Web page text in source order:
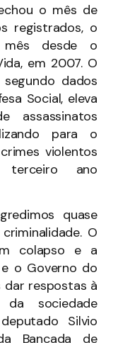
o mês de
registrados, o
desde o
em 2007. O
dados
Social, eleva
assassinatos
para o
violentos
terceiro ano
quase
O
colapso e a
o Governo do
dar respostas à
da sociedade
Silvio
Bancada de